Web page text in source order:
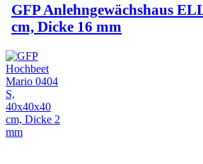
GFP Anlehngewächshaus
cm, Dicke 16 mm